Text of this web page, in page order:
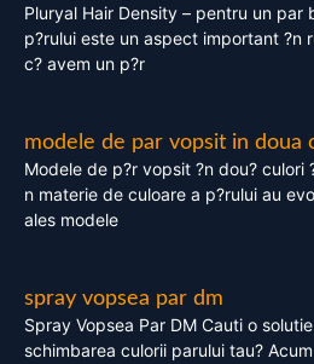
Pluryal Hair Density – pentru un par
p?rului este un aspect important ?n
c? avem un p?r
modele de par vopsit in doua
Modele de p?r vopsit ?n dou? culori
n materie de culoare a p?rului au
ales modele
spray vopsea par dm
Spray Vopsea Par DM Cauti o
schimbarea culorii parului tau?